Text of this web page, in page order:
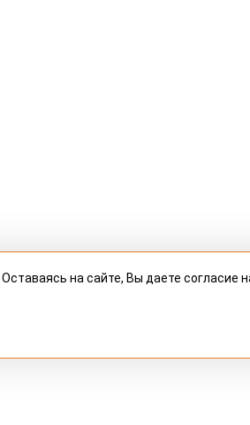
Оставаясь на сайте, Вы даете согласие